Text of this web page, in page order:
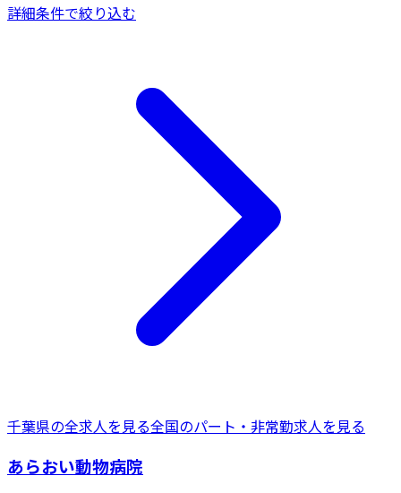
詳細条件で絞り込む
千葉県の全求人を見る全国のパート・非常勤求人を見る
あらおい動物病院